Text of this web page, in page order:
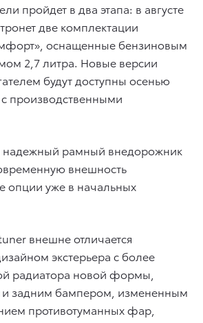
пройдет в два этапа: в августе
две комплектации
оснащенные бензиновым
2,7 литра. Новые версии
будут доступны осенью
с производственными
надежный рамный внедорожник
внешность
опции уже в начальных
внешне отличается
экстерьера с более
радиатора новой формы,
задним бампером, измененным
противотуманных фар,